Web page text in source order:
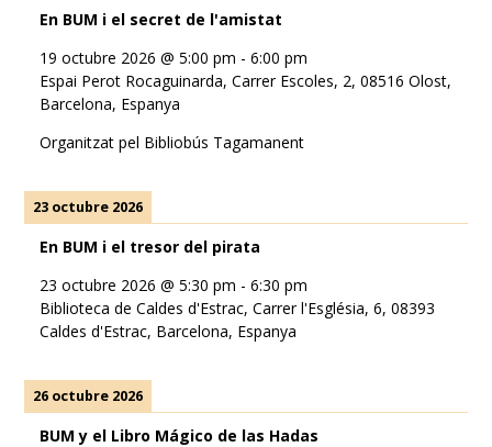
En BUM i el secret de l'amistat
19 octubre 2026 @5:00 pm -6:00 pm
Espai Perot Rocaguinarda, Carrer Escoles, 2, 08516 Olost,
Barcelona, Espanya
Organitzat pel Bibliobús Tagamanent
23 octubre 2026
En BUM i el tresor del pirata
23 octubre 2026 @5:30 pm -6:30 pm
Biblioteca de Caldes d'Estrac, Carrer l'Església, 6, 08393
Caldes d'Estrac, Barcelona, Espanya
26 octubre 2026
BUM y el Libro Mágico de las Hadas